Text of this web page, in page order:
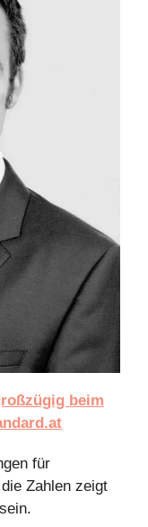
beim
für
Zahlen zeigt